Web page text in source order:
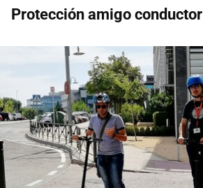
Protección amigo conductor